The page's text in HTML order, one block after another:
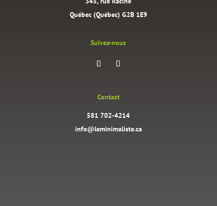
Québec (Québec) G2B 1E9
Suivez-nous
Contact
581 702-4214
info@leminimaliste.ca